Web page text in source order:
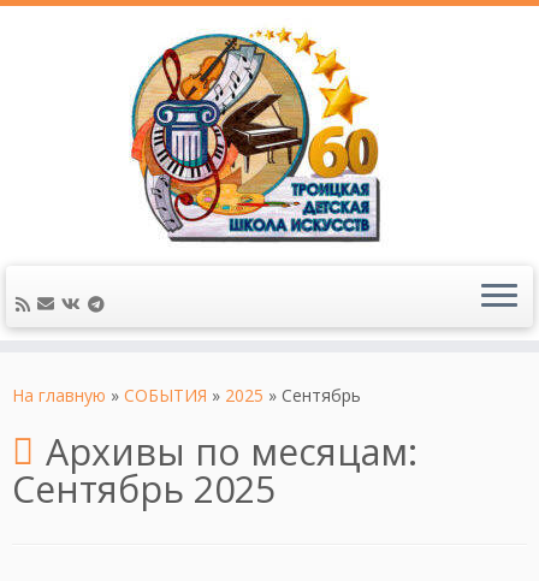
На главную » СОБЫТИЯ » 2025 » Сентябрь
Архивы по месяцам:
Сентябрь 2025